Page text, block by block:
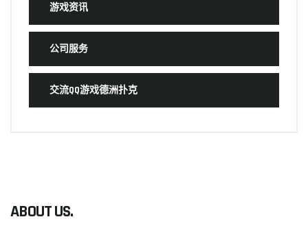
游戏资讯
公司服务
交流QQ游戏德洲扑克
ABOUT US.